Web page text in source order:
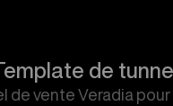
Site
Le vôtre
de
de vente Veradia